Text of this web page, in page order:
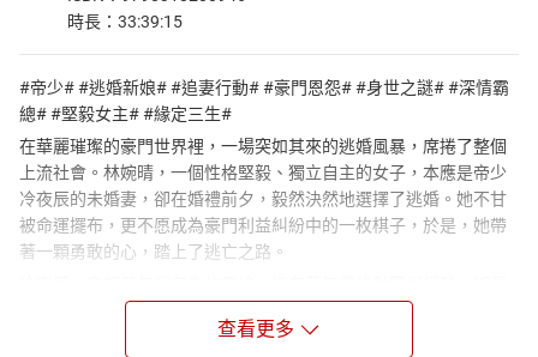
時長：33:39:15
#帝少# #逃婚新娘# #追妻行動# #豪門恩怨# #身世之謎# #深情霸
總# #堅毅女主# #緣定三生#
在華麗璀璨的豪門世界裡，一場突如其來的逃婚風暴，席捲了整個
上流社會。林婉晴，一個性格堅毅、獨立自主的女子，本應是帝少
冷夜辰的未婚妻，卻在婚禮前夕，毅然決然地選擇了逃婚。她不甘
被命運擺布，更不愿成為豪門利益糾紛中的一枚棋子，於是，她帶
著一顆勇敢的心，踏上了逃亡之路。
偏對林婉晴情有獨鍾。得知未婚妻逃婚的消息，他震驚、憤怒，更
有一絲不易察覺的失落。然而，冷夜辰並非等閒之輩，他立刻動用
查看更多